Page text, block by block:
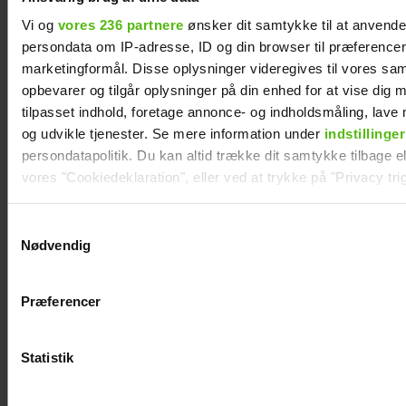
Vi og vores 236 partnere ønsker dit samtykke til at
persondata om IP-adresse, ID og din browser til
marketingformål. Disse oplysninger videregives til vores
opbevarer og tilgår oplysninger på din enhed for at vise dig
tilpasset indhold, foretage annonce- og indholdsmåling, lave
og udvikle tjenester. Se mere information under indstillinger
persondatapolitik. Du kan altid trække dit samtykke tilbage
vores "Cookiedeklaration", eller ved at trykke på "Privacy
Vi anvender egne cookies og cookies fra tredjeparter til at
generere statistik og huske dine præferencer samt til brug
Nødvendig
Præferencer
Statistik